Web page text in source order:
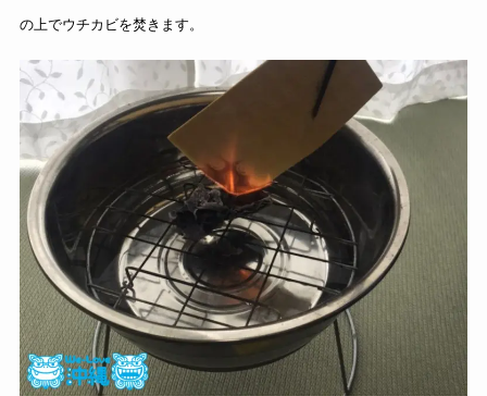
の上でウチカビを焚きます。